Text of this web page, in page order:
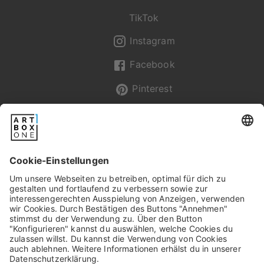
TikTok
Instagram
Facebook
Pinterest
Pixum
Widerrufsbelehrung
Datenschutz